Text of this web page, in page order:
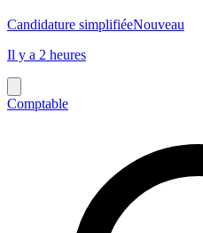
Candidature simplifiéeNouveau
Il y a 2 heures
Comptable